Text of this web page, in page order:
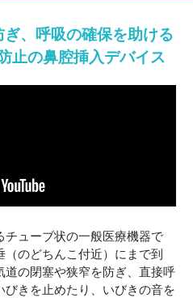
、呼吸の確保を助ける
止の鼻腔挿入デバイス
ューブ状の一般医療機器で
のどちんこ付近）にまで到
の閉塞や狭窄を防ぎ、直接呼
きを止めたり、いびきの音を